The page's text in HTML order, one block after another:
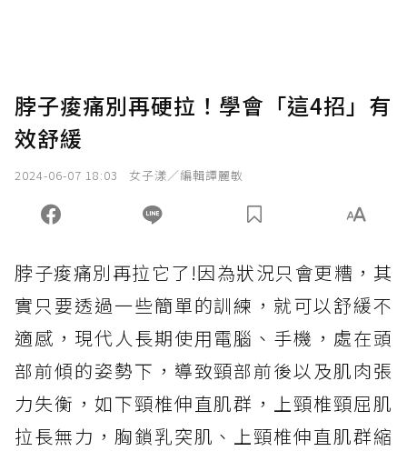
脖子痠痛別再硬拉！學會「這4招」有
效舒緩
2024-06-07 18:03 女子漾／編輯譚麗敏
脖子痠痛別再拉它了!因為狀況只會更糟，其
實只要透過一些簡單的訓練，就可以舒緩不
適感，現代人長期使用電腦、手機，處在頭
部前傾的姿勢下，導致頸部前後以及肌肉張
力失衡，如下頸椎伸直肌群，上頸椎頸屈肌
拉長無力，胸鎖乳突肌、上頸椎伸直肌群縮